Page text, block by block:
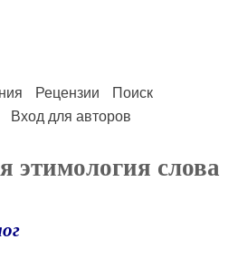
Рецензии
Поиск
Вход для авторов
этимология слова